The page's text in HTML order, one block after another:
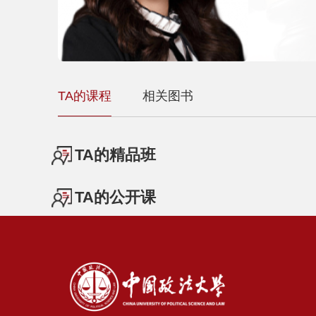
TA的课程 相关图书
TA的精品班
TA的公开课